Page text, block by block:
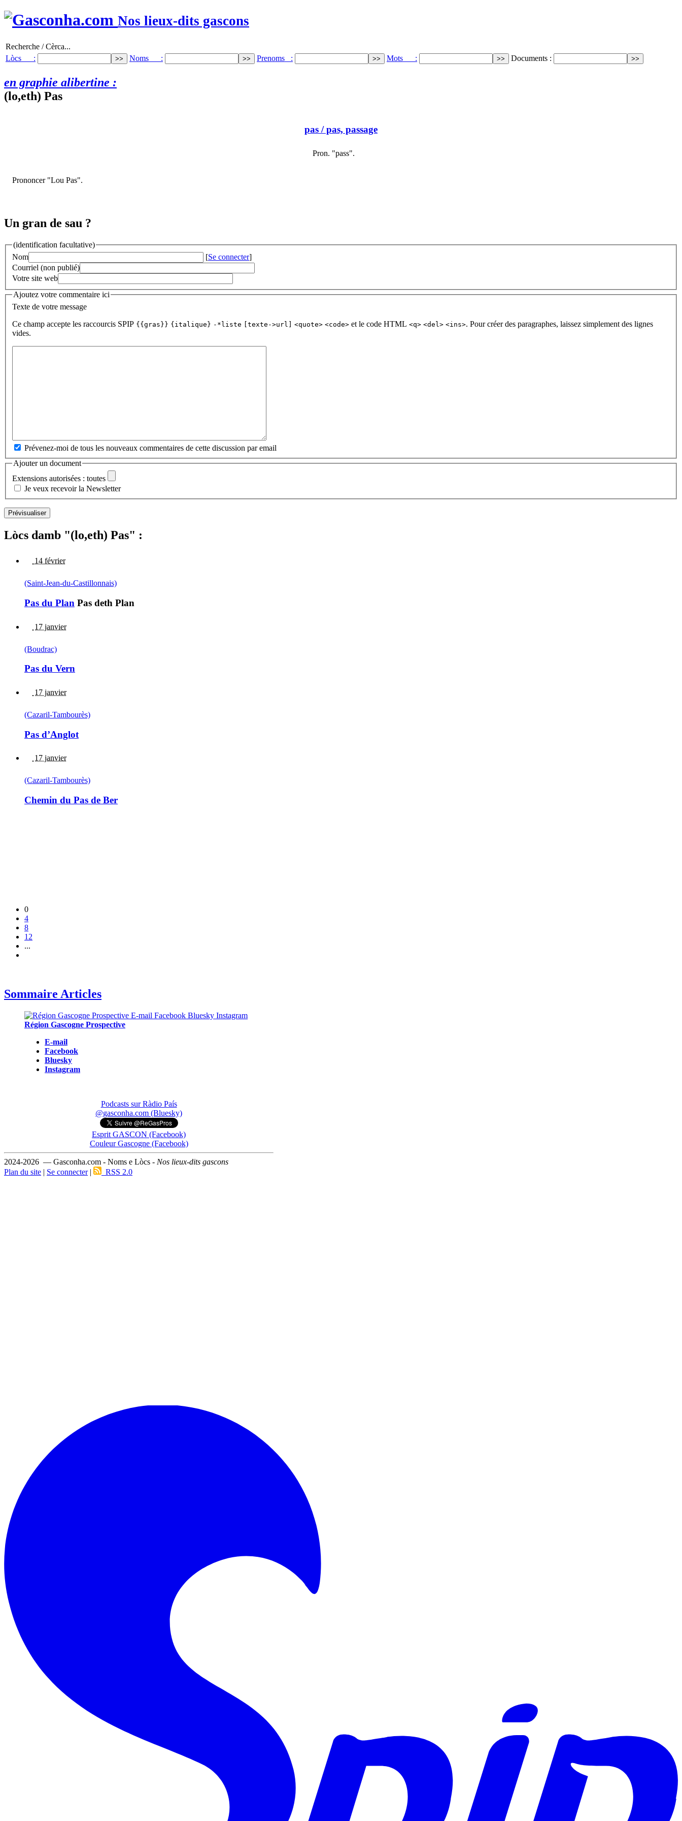
Nos lieux-dits gascons
Recherche / Cèrca...
Lòcs :
Noms : Prenoms : Mots : Documents :
en graphie alibertine :
(lo,eth) Pas
pas / pas, passage
Pron. "pass".
Prononcer "Lou Pas".
Un gran de sau ?
(identification facultative)
Nom
[Se connecter]
Courriel (non publié)
Votre site web
Ajoutez votre commentaire ici
Texte de votre message
Ce champ accepte les raccourcis SPIP {{gras}} {italique} -*liste [texte->url] <quote> <code> et le code HTML <q> <del> <ins>. Pour créer des paragraphes, laissez simplement des lignes
vides.
Prévenez-moi de tous les nouveaux commentaires de cette discussion par email
Ajouter un document
Extensions autorisées : toutes
Je veux recevoir la Newsletter
Lòcs damb "(lo,eth) Pas" :
14 février
(Saint-Jean-du-Castillonnais)
Pas du Plan Pas deth Plan
17 janvier
(Boudrac)
Pas du Vern
17 janvier
(Cazaril-Tambourès)
Pas d’Anglot
17 janvier
(Cazaril-Tambourès)
Chemin du Pas de Ber
0
4
8
12
...
Sommaire Articles
Région Gascogne Prospective
E-mail
Facebook
Bluesky
Instagram
Podcasts sur Ràdio País
@gasconha.com (Bluesky)
Esprit GASCON (Facebook)
Couleur Gascogne (Facebook)
2024-2026 — Gasconha.com - Noms e Lòcs - Nos lieux-dits gascons
Plan du site | Se connecter| RSS 2.0